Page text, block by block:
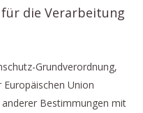
die Verarbeitung
Grundverordnung,
Union
Bestimmungen mit